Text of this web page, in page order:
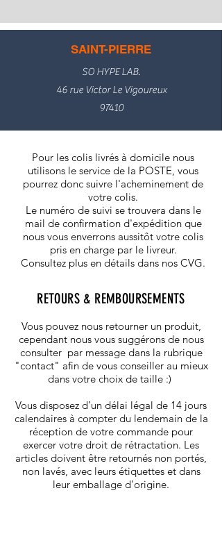
SAINT-PIERRE
SO HYPE LAB.
46 rue Victor Le Vigoureux
97410
Pour les colis livrés à domicile nous
utilisons le service de la POSTE, vous
pourrez donc suivre l'acheminement de
votre colis.
Le numéro de suivi se trouvera dans le
mail de confirmation d'expédition que
nous vous enverrons aussitôt votre colis
pris en charge par le livreur.
Consultez plus en détails dans nos CVG.
RETOURS & REMBOURSEMENTS
Vous pouvez nous retourner un produit,
cependant nous vous suggérons de nous
consulter par message dans la rubrique
"contact" afin de vous conseiller au mieux
dans votre choix de taille :)
Vous disposez d’un délai légal de 14 jours
calendaires à compter du lendemain de la
réception de votre commande pour
exercer votre droit de rétractation. Les
articles doivent être retournés non portés,
non lavés, avec leurs étiquettes et dans
leur emballage d’origine.